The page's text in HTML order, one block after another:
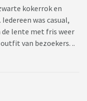
kokerrok en
was casual,
lente met fris weer
van bezoekers. ..